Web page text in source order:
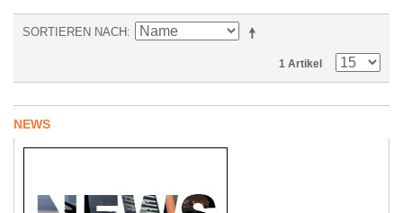
SORTIEREN NACH
1 Artikel
NEWS